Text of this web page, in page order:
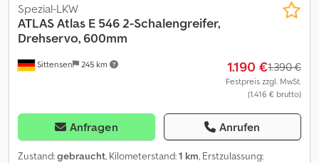
Sittensen 245 km
Spezial-LKW
ATLASAtlas E 546 2-Schalengreifer,
Drehservo, 600mm
1.190 €1.390 €
Festpreis zzgl. MwSt.
(1.416 € brutto)
Anfragen Anrufen
Zustand:gebraucht, Kilometerstand:1 km, Erstzulassung: